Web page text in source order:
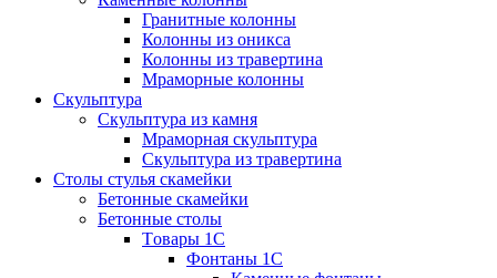
Гранитные колонны
Колонны из оникса
Колонны из травертина
Мраморные колонны
Скульптура
Скульптура из камня
Мраморная скульптура
Скульптура из травертина
Столы стулья скамейки
Бетонные скамейки
Бетонные столы
Tовары 1C
Фонтаны 1C